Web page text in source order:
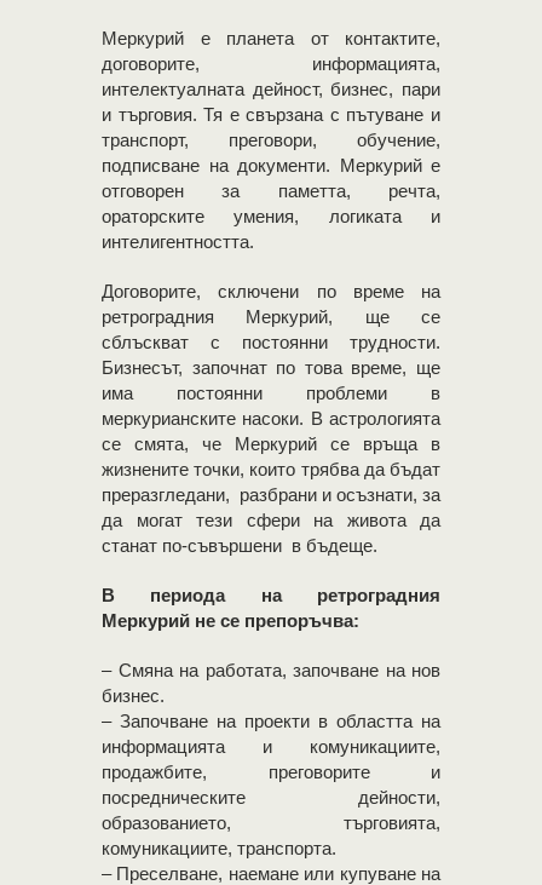
Меркурий е планета от контактите,
договорите, информацията,
интелектуалната дейност, бизнес, пари
и търговия. Тя е свързана с пътуване и
транспорт, преговори, обучение,
подписване на документи. Меркурий е
отговорен за паметта, речта,
ораторските умения, логиката и
интелигентността.
Договорите, сключени по време на
ретроградния Меркурий, ще се
сблъскват с постоянни трудности.
Бизнесът, започнат по това време, ще
има постоянни проблеми в
меркурианските насоки. В астрологията
се смята, че Меркурий се връща в
жизнените точки, които трябва да бъдат
преразгледани, разбрани и осъзнати, за
да могат тези сфери на живота да
станат по-съвършени в бъдеще.
В периода на ретроградния
Меркурий не се препоръчва:
– Смяна на работата, започване на нов
бизнес.
– Започване на проекти в областта на
информацията и комуникациите,
продажбите, преговорите и
посредническите дейности,
образованието, търговията,
комуникациите, транспорта.
– Преселване, наемане или купуване на